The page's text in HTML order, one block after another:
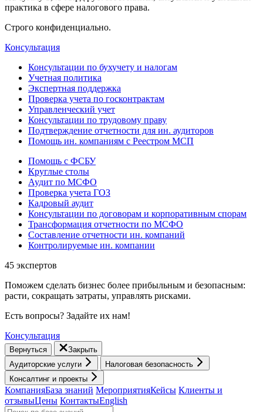
практика в сфере налогового права.
Строго конфиденциально.
Консультация
Консультации по бухучету и налогам
Учетная политика
Экспертная поддержка
Проверка учета по госконтрактам
Управленческий учет
Консультации по трудовому праву
Подтверждение отчетности для ин. аудиторов
Помощь ин. компаниям с Реестром МСП
Помощь с ФСБУ
Круглые столы
Аудит по МСФО
Проверка учета ГОЗ
Кадровый аудит
Консультации по договорам и корпоративным спорам
Трансформация отчетности по МСФО
Составление отчетности ин. компаний
Контролируемые ин. компании
45 экспертов
Поможем сделать бизнес более прибыльным и безопасным:
расти, cокращать затраты, управлять рисками.
Есть вопросы? Задайте их нам!
Консультация
Вернуться
Закрыть
Аудиторские услуги
Налоговая безопасность
Консалтинг и проекты
КомпанияБаза знаний МероприятияКейсы Клиенты и
отзывыЦены КонтактыEnglish